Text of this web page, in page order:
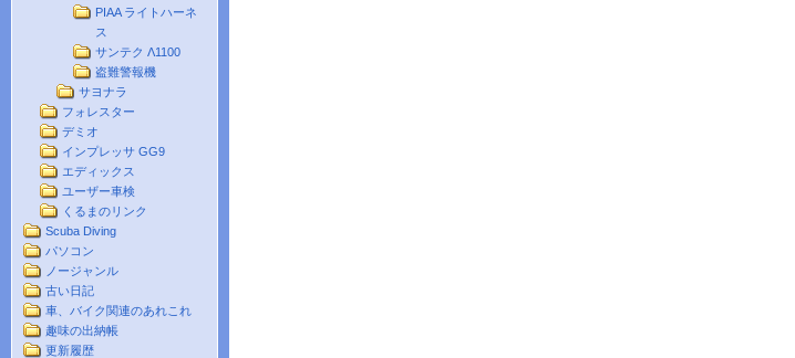
PIAA ライトハーネ
ス
サンテク Λ1100
盗難警報機
サヨナラ
フォレスター
デミオ
インプレッサ GG9
エディックス
ユーザー車検
くるまのリンク
Scuba Diving
パソコン
ノージャンル
古い日記
車、バイク関連のあれこれ
趣味の出納帳
更新履歴